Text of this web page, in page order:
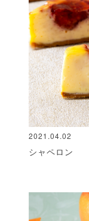
2021.04.02
シャペロン